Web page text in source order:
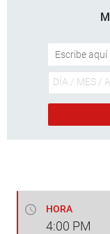
HORA
4:00 PM